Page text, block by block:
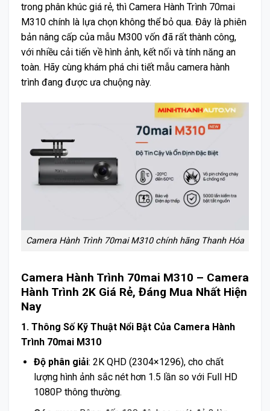
trong phân khúc giá rẻ, thì Camera Hành Trình 70mai
M310 chính là lựa chọn không thể bỏ qua. Đây là phiên
bản nâng cấp của mẫu M300 vốn đã rất thành công,
với nhiều cải tiến về hình ảnh, kết nối và tính năng an
toàn. Hãy cùng khám phá chi tiết mẫu camera hành
trình đang được ưa chuộng này.
Camera Hành Trình 70mai M310 chính hãng Thanh Hóa
Camera Hành Trình 70mai M310 – Camera
Hành Trình 2K Giá Rẻ, Đáng Mua Nhất Hiện
Nay
1. Thông Số Kỹ Thuật Nổi Bật Của Camera Hành
Trình 70mai M310
Độ phân giải: 2K QHD (2304×1296), cho chất
lượng hình ảnh sắc nét hơn 1.5 lần so với Full HD
1080P thông thường.